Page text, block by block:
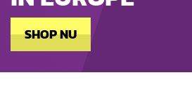
SHOP NU